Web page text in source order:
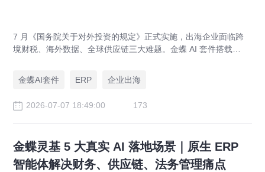
7 月《国务院关于对外投资的规定》正式实施，出海企业面临跨
境财税、海外数据、全球供应链三大难题。金蝶 AI 套件搭载
规、全球 ERP 可视、供应链智能风控，适配东南亚多国本地化经
营。
金蝶AI套件 ERP 企业出海
2026-07-07 18:49:00 173
金蝶灵基 5 大真实 AI 落地场景｜原生 ERP
智能体解决财务、供应链、法务管理痛点